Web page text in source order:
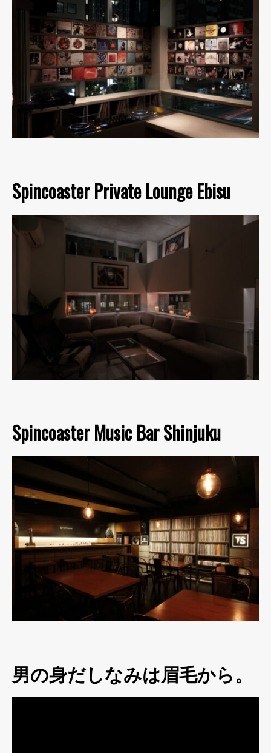
Spincoaster Private Lounge Ebisu
Spincoaster Music Bar Shinjuku
男の身だしなみは眉毛から。